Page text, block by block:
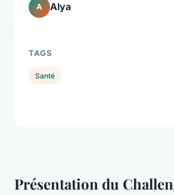
Présentation du
A Alya
TAGS
Santé